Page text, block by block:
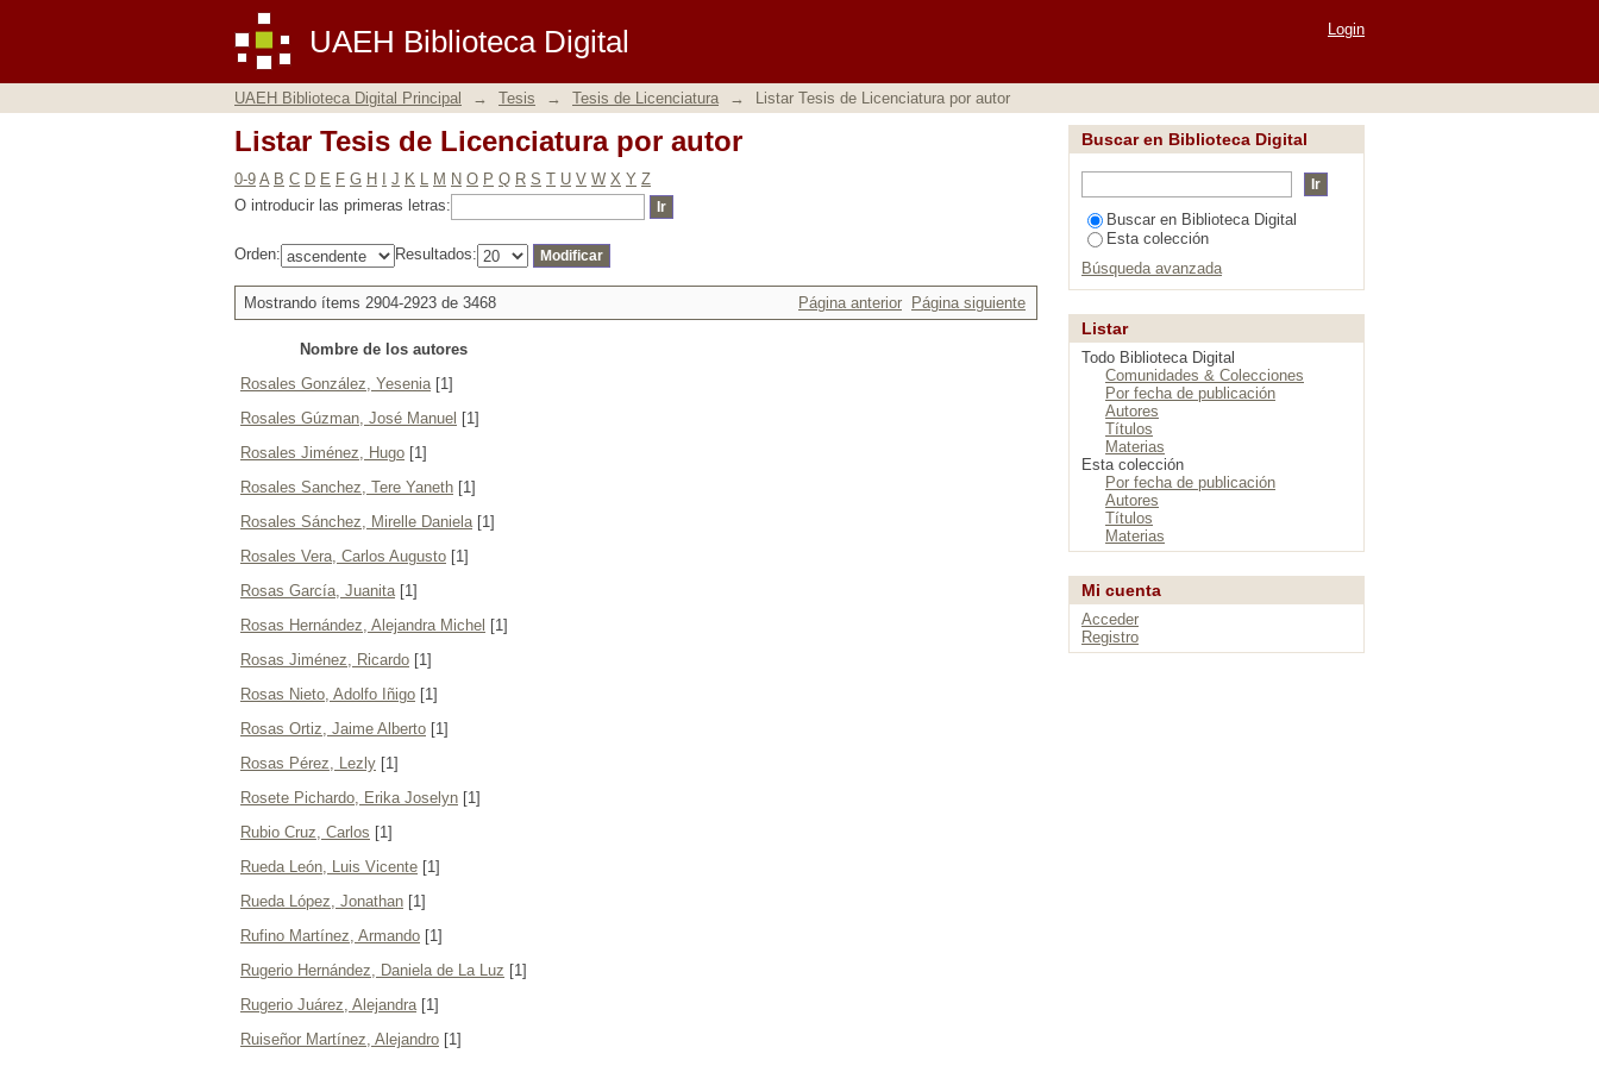
UAEH Biblioteca Digital
Listar Tesis de Licenciatura por autor Login
UAEH Biblioteca Digital Principal → Tesis → Tesis de Licenciatura → Listar Tesis de Licenciatura por autor
Listar Tesis de Licenciatura por autor
0-9 A B C D E F G H J K L M N O P Q R S T U V W X Y Z
O introducir las primeras letras:
Orden: Resultados:
Mostrando ítems 2904-2923 de 3468 Página anterior Página siguiente
Nombre de los autores
Rosales González, Yesenia[1]
Rosales Gúzman, José Manuel [1]
Rosales Jiménez, Hugo [1]
Rosales Sanchez, Tere Yaneth [1]
Rosales Sánchez, Mirelle Daniela[1]
Rosales Vera, Carlos Augusto [1]
Rosas García, Juanita[1]
Rosas Hernández, Alejandra Michel [1]
Rosas Jiménez, Ricardo [1]
Rosas Nieto, Adolfo Iñigo [1]
Rosas Ortiz, Jaime Alberto [1]
Rosas Pérez, Lezly [1]
Rosete Pichardo, Erika Joselyn [1]
Rubio Cruz, Carlos [1]
Rueda León, Luis Vicente [1]
Rueda López, Jonathan [1]
Rufino Martínez, Armando [1]
Rugerio Hernández, Daniela de La Luz [1]
Rugerio Juárez, Alejandra[1]
Ruiseñor Martínez, Alejandro [1]
Buscar en Biblioteca Digital
Buscar en Biblioteca Digital
Esta colección
Búsqueda avanzada
Listar
Todo Biblioteca Digital
Comunidades & Colecciones
Por fecha de publicación
Autores
Títulos
Materias
Esta colección
Por fecha de publicación
Autores
Títulos
Materias
Mi cuenta
Acceder
Registro